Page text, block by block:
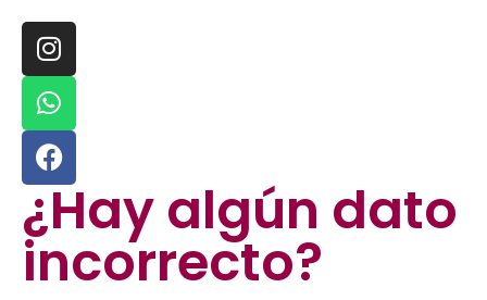
¿Hay algún dato
incorrecto?